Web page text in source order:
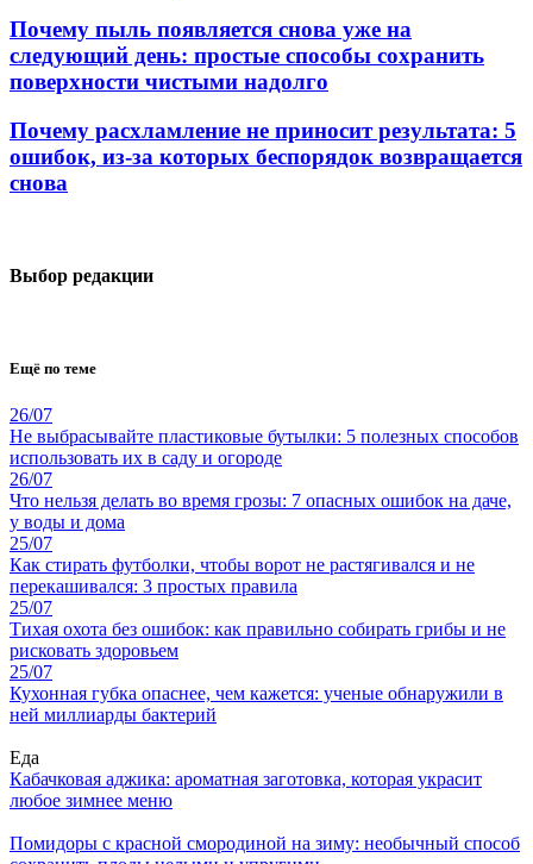
Почему пыль появляется снова уже на
следующий день: простые способы сохранить
поверхности чистыми надолго
Почему расхламление не приносит результата: 5
ошибок, из-за которых беспорядок возвращается
снова
Выбор редакции
Ещё по теме
26/07
Не выбрасывайте пластиковые бутылки: 5 полезных способов
использовать их в саду и огороде
26/07
Что нельзя делать во время грозы: 7 опасных ошибок на даче,
у воды и дома
25/07
Как стирать футболки, чтобы ворот не растягивался и не
перекашивался: 3 простых правила
25/07
Тихая охота без ошибок: как правильно собирать грибы и не
рисковать здоровьем
25/07
Кухонная губка опаснее, чем кажется: ученые обнаружили в
ней миллиарды бактерий
Еда
Кабачковая аджика: ароматная заготовка, которая украсит
любое зимнее меню
Помидоры с красной смородиной на зиму: необычный способ